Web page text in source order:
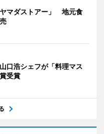
マダストアー」 地元食
口浩シェフが「料理マス
受賞